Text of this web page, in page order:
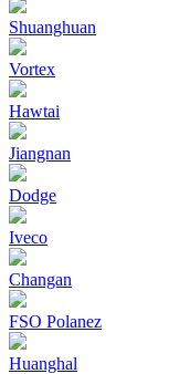
Shuanghuan
Vortex
Hawtai
Jiangnan
Dodge
Iveco
Changan
FSO Polanez
Huanghal